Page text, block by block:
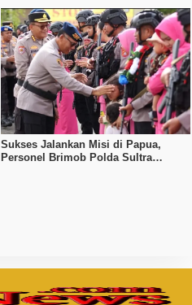
Sukses Jalankan Misi di Papua,
Personel Brimob Polda Sultra